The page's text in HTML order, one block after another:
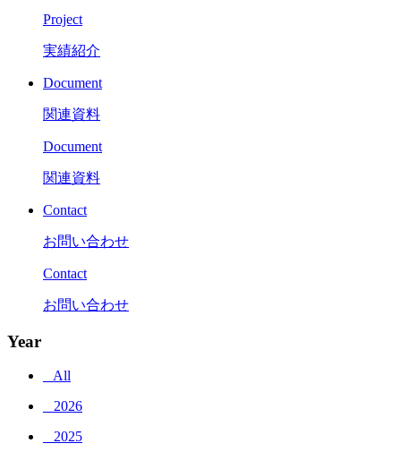
Project
実績紹介
Document
関連資料
Document
関連資料
Contact
お問い合わせ
Contact
お問い合わせ
Year
_ All
_ 2026
_ 2025